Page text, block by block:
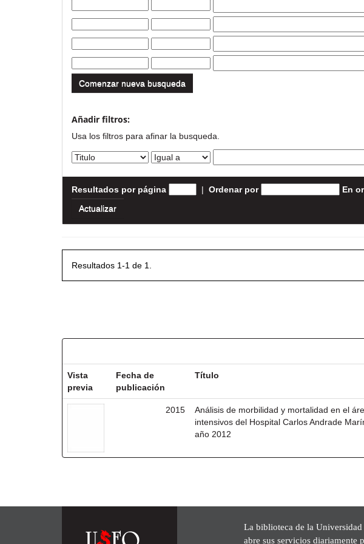
Comenzar nueva busqueda
Añadir filtros:
Usa los filtros para afinar la busqueda.
Resultados por página | Ordenar por En
Resultados 1-1 de 1.
Vista
previa
Fecha de
publicación
Título
2015
Análisis de morbilidad y mortalidad en el
intensivos del Hospital Carlos Andrade
año 2012
La biblioteca de la
abre sus servicios diariamente